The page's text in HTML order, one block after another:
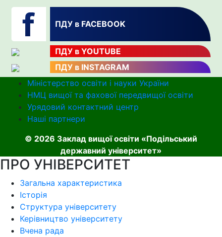
ПДУ в FACEBOOK
ПДУ в YOUTUBE
ПДУ в INSTAGRAM
Міністерство освіти і науки України
НМЦ вищої та фахової передвищої освіти
Урядовий контактний центр
Наші партнери
© 2026 Заклад вищої освіти «Подільський
державний університет»
ПРО УНІВЕРСИТЕТ
Загальна характеристика
Історія
Структура університету
Керівництво університету
Вчена рада